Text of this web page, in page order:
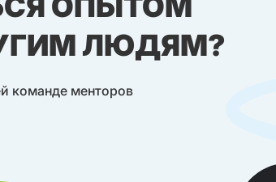
ЛЮДЯМ?
команде менторов